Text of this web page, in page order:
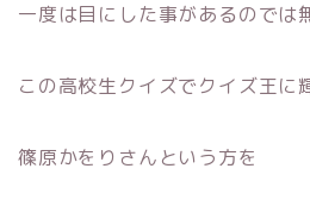
一度は目にした事があるのでは
この高校生クイズでクイズ王に
篠原かをりさんという方を